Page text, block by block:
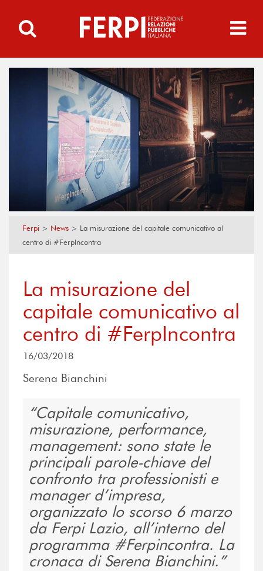
Ferpi > News > La misurazione del capitale comunicativo al
centro di #FerpIncontra
La misurazione del
capitale comunicativo al
centro di #FerpIncontra
16/03/2018
Serena Bianchini
Capitale comunicativo,
misurazione, performance,
management: sono state le
principali parole-chiave del
confronto tra professionisti e
manager d’impresa,
organizzato lo scorso 6 marzo
da Ferpi Lazio, all’interno del
programma #Ferpincontra. La
cronaca di Serena Bianchini.